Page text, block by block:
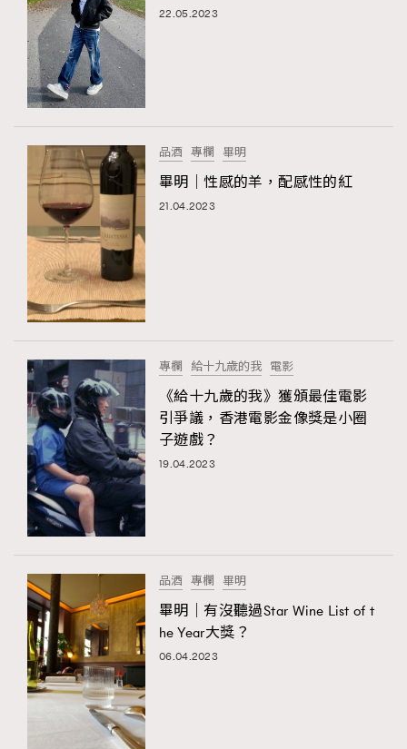
22.05.2023
品酒 專欄 畢明
畢明｜性感的羊，配感性的紅
21.04.2023
專欄 給十九歲的我 電影
《給十九歲的我》獲頒最佳電影
引爭議，香港電影金像獎是小圈
子遊戲？
19.04.2023
品酒 專欄 畢明
畢明｜有沒聽過Star Wine List of t
he Year大獎？
06.04.2023